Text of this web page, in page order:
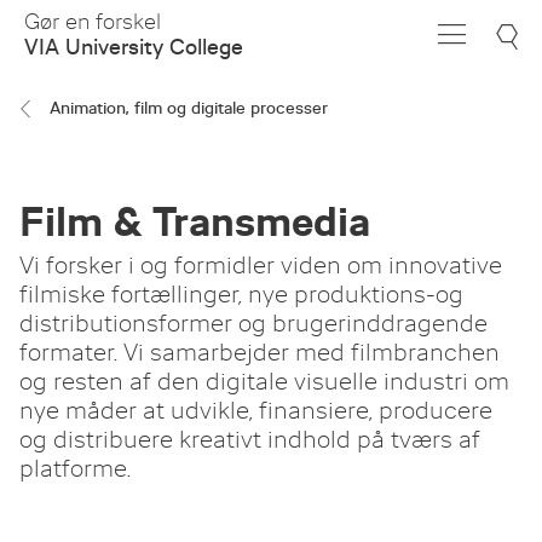
Skip
Main
Gør en forskel
VIA University College
Animation, film og digitale processer
Film & Transmedia
Vi forsker i og formidler viden om innovative
filmiske fortællinger, nye produktions-og
distributionsformer og brugerinddragende
formater. Vi samarbejder med filmbranchen
og resten af den digitale visuelle industri om
nye måder at udvikle, finansiere, producere
og distribuere kreativt indhold på tværs af
platforme.